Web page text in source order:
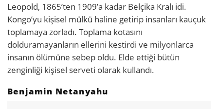
Leopold, 1865’ten 1909’a kadar Belçika Kralı idi.
Kongo’yu kişisel mülkü haline getirip insanları kauçuk
toplamaya zorladı. Toplama kotasını
dolduramayanların ellerini kestirdi ve milyonlarca
insanın ölümüne sebep oldu. Elde ettiği bütün
zenginliği kişisel serveti olarak kullandı.
Benjamin Netanyahu